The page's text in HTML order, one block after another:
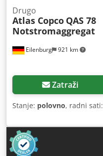
Eilenburg 921 km
Drugo
Atlas Copco QAS 78
Notstromaggregat
Zatraži
Stanje: polovno, radni sati: